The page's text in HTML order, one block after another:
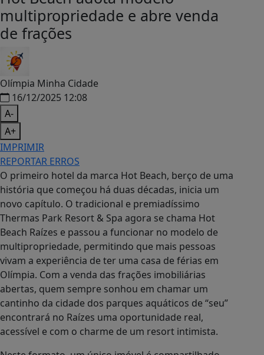
vivam a experiência de ter uma casa de férias em
Olímpia. Com a venda das frações imobiliárias
abertas, quem sempre sonhou em chamar um
cantinho da cidade dos parques aquáticos de “seu”
encontrará no Raízes uma oportunidade real,
acessível e com o charme de um resort intimista.
Neste formato, um único imóvel é compartilhado
entre vários proprietários, cada um com semanas
de uso garantidas ao longo do ano. É uma forma
inteligente de ter um espaço próprio em um
destino turístico desejado, sem os custos integrais
de compra e manutenção — e ainda com escritura,
possibilidade de revenda e transmissão por
herança. A multipropriedade já faz parte da
estratégia do Hot Beach Parques & Resorts, com
resultados de destaque em projetos como o Hot
Beach Suites e o Hot Beach You, que vai entregar
seus primeiros 304 apartamentos em 2027.
Agora, o resort mais simbólico da rede abraça esse
movimento alinhado às tendências globais da
hotelaria. A transição para o modelo
multipropriedade no Raízes vem acompanhada de